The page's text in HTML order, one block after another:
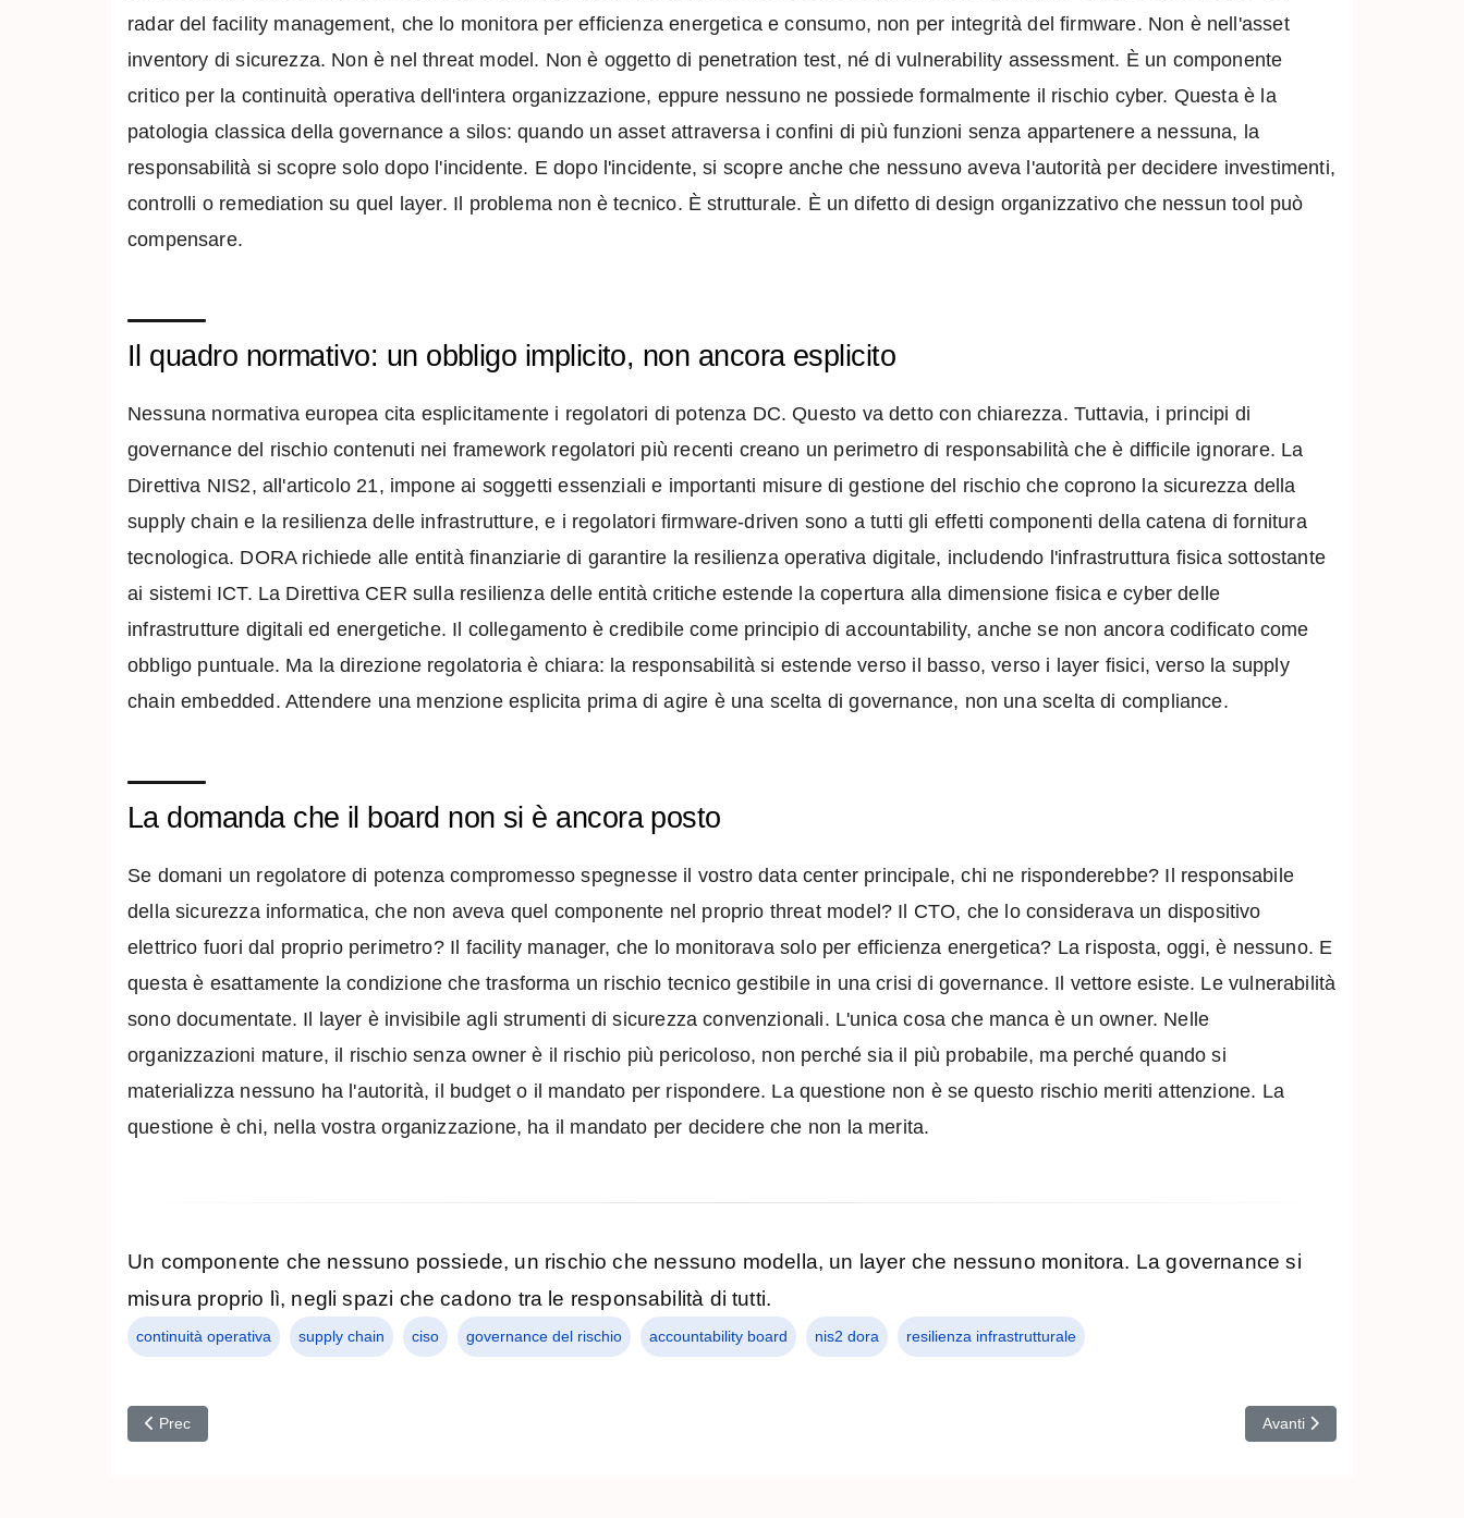
radar del facility management, che lo monitora per efficienza energetica e consumo, non per integrità del firmware. Non è nell'asset
inventory di sicurezza. Non è nel threat model. Non è oggetto di penetration test, né di vulnerability assessment. È un componente
critico per la continuità operativa dell'intera organizzazione, eppure nessuno ne possiede formalmente il rischio cyber. Questa è la
patologia classica della governance a silos: quando un asset attraversa i confini di più funzioni senza appartenere a nessuna, la
responsabilità si scopre solo dopo l'incidente. E dopo l'incidente, si scopre anche che nessuno aveva l'autorità per decidere investimenti,
controlli o remediation su quel layer. Il problema non è tecnico. È strutturale. È un difetto di design organizzativo che nessun tool può
compensare.
Il quadro normativo: un obbligo implicito, non ancora esplicito
Nessuna normativa europea cita esplicitamente i regolatori di potenza DC. Questo va detto con chiarezza. Tuttavia, i principi di
governance del rischio contenuti nei framework regolatori più recenti creano un perimetro di responsabilità che è difficile ignorare. La
Direttiva NIS2, all'articolo 21, impone ai soggetti essenziali e importanti misure di gestione del rischio che coprono la sicurezza della
supply chain e la resilienza delle infrastrutture, e i regolatori firmware-driven sono a tutti gli effetti componenti della catena di fornitura
tecnologica. DORA richiede alle entità finanziarie di garantire la resilienza operativa digitale, includendo l'infrastruttura fisica sottostante
ai sistemi ICT. La Direttiva CER sulla resilienza delle entità critiche estende la copertura alla dimensione fisica e cyber delle
infrastrutture digitali ed energetiche. Il collegamento è credibile come principio di accountability, anche se non ancora codificato come
obbligo puntuale. Ma la direzione regolatoria è chiara: la responsabilità si estende verso il basso, verso i layer fisici, verso la supply
chain embedded. Attendere una menzione esplicita prima di agire è una scelta di governance, non una scelta di compliance.
La domanda che il board non si è ancora posto
Se domani un regolatore di potenza compromesso spegnesse il vostro data center principale, chi ne risponderebbe? Il responsabile
della sicurezza informatica, che non aveva quel componente nel proprio threat model? Il CTO, che lo considerava un dispositivo
elettrico fuori dal proprio perimetro? Il facility manager, che lo monitorava solo per efficienza energetica? La risposta, oggi, è nessuno. E
questa è esattamente la condizione che trasforma un rischio tecnico gestibile in una crisi di governance. Il vettore esiste. Le vulnerabilità
sono documentate. Il layer è invisibile agli strumenti di sicurezza convenzionali. L'unica cosa che manca è un owner. Nelle
organizzazioni mature, il rischio senza owner è il rischio più pericoloso, non perché sia il più probabile, ma perché quando si
materializza nessuno ha l'autorità, il budget o il mandato per rispondere. La questione non è se questo rischio meriti attenzione. La
questione è chi, nella vostra organizzazione, ha il mandato per decidere che non la merita.
Un componente che nessuno possiede, un rischio che nessuno modella, un layer che nessuno monitora. La governance si
misura proprio lì, negli spazi che cadono tra le responsabilità di tutti.
continuità operativa supply chain ciso governance del rischio accountability board nis2 dora resilienza infrastrutturale
Articolo precedente: Olimpiadi 2026: governance senza autorità è il vero rischio sistemico
Prec Articolo successivo:
Avanti